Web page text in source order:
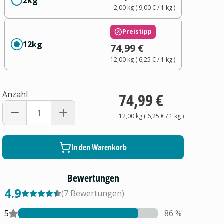
2,00 kg( 9,00 €/ 1 kg)
12kg
Preistipp
74,99 €
12,00 kg( 6,25 €/ 1 kg)
Anzahl 74,99 €
12,00 kg( 6,25 €/ 1 kg)
In den Warenkorb
Bewertungen
4.9 (7 Bewertungen)
5
86 %